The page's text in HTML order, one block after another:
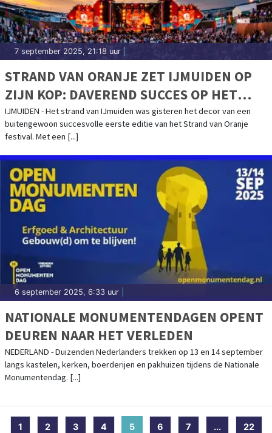
7 september 2025, 21:18 uur
STRAND VAN ORANJE ZET IJMUIDEN OP
ZIJN KOP: DAVEREND SUCCES OP HET
STRAND SMAAKT NAAR MEER, EDITIE 2026
AANGEKONDIGD
IJMUIDEN - Het strand van IJmuiden was gisteren het decor van een
buitengewoon succesvolle eerste editie van het Strand van Oranje
festival. Met een [...]
6 september 2025, 6:33 uur
NATIONALE MONUMENTENDAGEN OPENT
DEUREN NAAR HET VERLEDEN
NEDERLAND - Duizenden Nederlanders trekken op 13 en 14 september
langs kastelen, kerken, boerderijen en pakhuizen tijdens de Nationale
Monumentendag. [...]
1 2 3 4 5(current)
6 7 ... 22